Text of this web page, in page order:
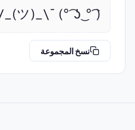
( ͡° ͜ʖ ͡°) ¯\_(ツ)_/¯ ಠ_ಠ ᕕ(ᐛ)ᕗ
نسخ المجموعة